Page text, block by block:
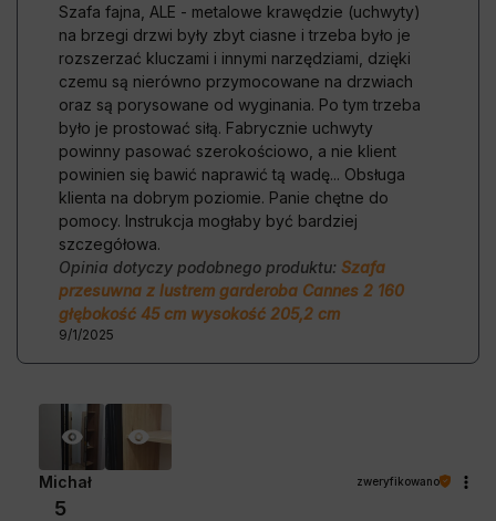
Szafa fajna, ALE - metalowe krawędzie (uchwyty)
na brzegi drzwi były zbyt ciasne i trzeba było je
rozszerzać kluczami i innymi narzędziami, dzięki
czemu są nierówno przymocowane na drzwiach
oraz są porysowane od wyginania. Po tym trzeba
było je prostować siłą. Fabrycznie uchwyty
powinny pasować szerokościowo, a nie klient
powinien się bawić naprawić tą wadę... Obsługa
klienta na dobrym poziomie. Panie chętne do
pomocy. Instrukcja mogłaby być bardziej
szczegółowa.
Opinia dotyczy podobnego produktu: Szafa
przesuwna z lustrem garderoba Cannes 2 160
głębokość 45 cm wysokość 205,2 cm
9/1/2025
Michał zweryfikowano
5